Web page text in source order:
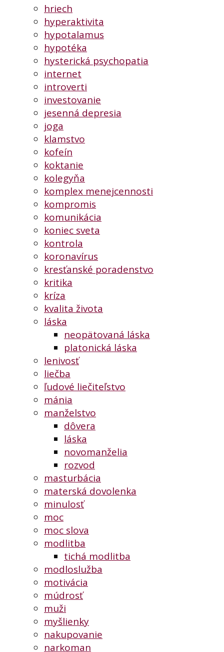
hriech
hyperaktivita
hypotalamus
hypotéka
hysterická psychopatia
internet
introverti
investovanie
jesenná depresia
joga
klamstvo
kofeín
koktanie
kolegyňa
komplex menejcennosti
kompromis
komunikácia
koniec sveta
kontrola
koronavírus
kresťanské poradenstvo
kritika
kríza
kvalita života
láska
neopätovaná láska
platonická láska
lenivosť
liečba
ľudové liečiteľstvo
mánia
manželstvo
dôvera
láska
novomanželia
rozvod
masturbácia
materská dovolenka
minulosť
moc
moc slova
modlitba
tichá modlitba
modloslužba
motivácia
múdrosť
muži
myšlienky
nakupovanie
narkoman